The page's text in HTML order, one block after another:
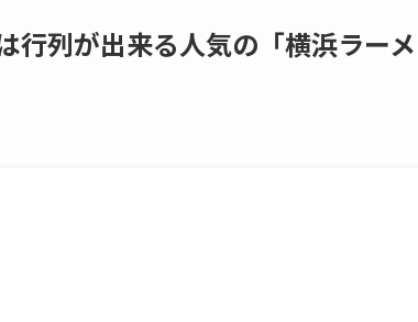
行列が出来る人気の「横浜ラーメ